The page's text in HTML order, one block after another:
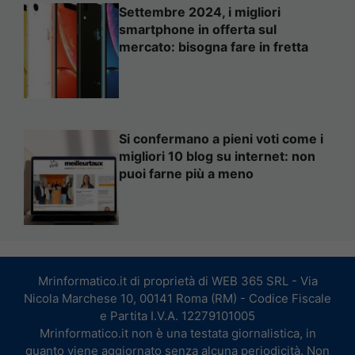
Settembre 2024, i migliori
smartphone in offerta sul
mercato: bisogna fare in fretta
Si confermano a pieni voti come i
migliori 10 blog su internet: non
puoi farne più a meno
Mrinformatico.it di proprietà di WEB 365 SRL - Via
Nicola Marchese 10, 00141 Roma (RM) - Codice Fiscale
e Partita I.V.A. 12279101005
Mrinformatico.it non è una testata giornalistica, in
quanto viene aggiornato senza alcuna periodicità. Non